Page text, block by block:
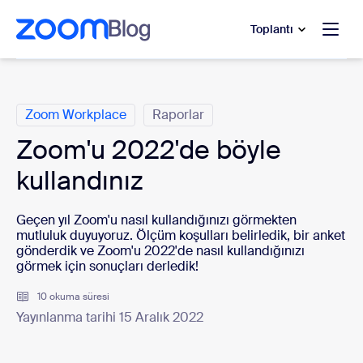
içeriğe atla
yardımına atla
Toplantı
Zoom Workplace Raporlar
Zoom'u 2022'de böyle
kullandınız
Geçen yıl Zoom'u nasıl kullandığınızı görmekten
mutluluk duyuyoruz. Ölçüm koşulları belirledik, bir anket
gönderdik ve Zoom'u 2022'de nasıl kullandığınızı
görmek için sonuçları derledik!
10 okuma süresi
Yayınlanma tarihi 15 Aralık 2022